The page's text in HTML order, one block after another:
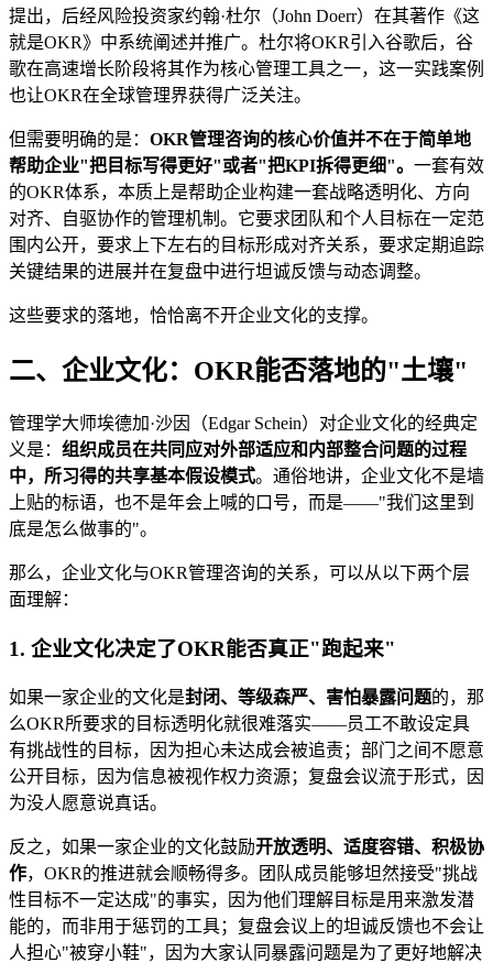
提出，后经风险投资家约翰·杜尔（John Doerr）在其著作《这
就是OKR》中系统阐述并推广。杜尔将OKR引入谷歌后，谷
歌在高速增长阶段将其作为核心管理工具之一，这一实践案例
也让OKR在全球管理界获得广泛关注。
但需要明确的是： OKR管理咨询的核心价值并不在于简单地
帮助企业"把目标写得更好"或者"把KPI拆得更细"。 一套有效
的OKR体系，本质上是帮助企业构建一套战略透明化、方向
对齐、自驱协作的管理机制。它要求团队和个人目标在一定范
围内公开，要求上下左右的目标形成对齐关系，要求定期追踪
关键结果的进展并在复盘中进行坦诚反馈与动态调整。
这些要求的落地，恰恰离不开企业文化的支撑。
二、企业文化：OKR能否落地的"土壤"
管理学大师埃德加·沙因（Edgar Schein）对企业文化的经典定
义是： 组织成员在共同应对外部适应和内部整合问题的过程
中，所习得的共享基本假设模式。通俗地讲，企业文化不是墙
上贴的标语，也不是年会上喊的口号，而是——"我们这里到
底是怎么做事的"。
那么，企业文化与OKR管理咨询的关系，可以从以下两个层
面理解：
1. 企业文化决定了OKR能否真正"跑起来"
如果一家企业的文化是封闭、等级森严、害怕暴露问题的，那
么OKR所要求的目标透明化就很难落实——员工不敢设定具
有挑战性的目标，因为担心未达成会被追责；部门之间不愿意
公开目标，因为信息被视作权力资源；复盘会议流于形式，因
为没人愿意说真话。
反之，如果一家企业的文化鼓励开放透明、适度容错、积极协
作，OKR的推进就会顺畅得多。团队成员能够坦然接受"挑战
性目标不一定达成"的事实，因为他们理解目标是用来激发潜
能的，而非用于惩罚的工具；复盘会议上的坦诚反馈也不会让
人担心"被穿小鞋"，因为大家认同暴露问题是为了更好地解决